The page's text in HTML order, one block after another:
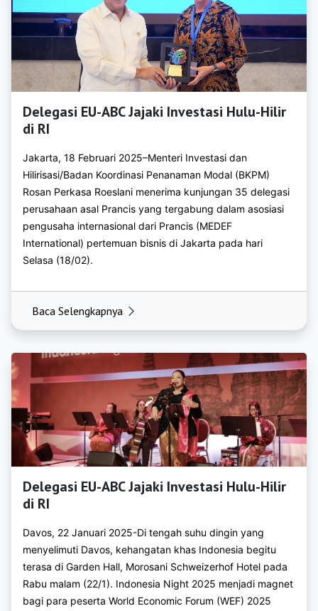
https://bkpmtulungagung.org
https://bkpmbatu.org
https://bkpmblitar.com
https://bkpmkotakediri.com
https://bkpmkotamadiun.com
https://bkpmkotamalang.com
https://bkpmkotamojokerto.com
https://bkpmkotapasuruan.com
https://bkpmkotaprobolinggo.com
https://bkpmkayongutara.com
https://bkpmketapang.org
https://bkpmkuburaya.org
https://bkpmlandak.org
https://bkpmmelawi.org
https://bkpmsambas.org
https://bkpmsanggau.org
https://bkpmsekadau.org
https://bkpmsintang.org
Delegasi EU-ABC Jajaki Investasi Hulu-Hilir
di RI
Jakarta, 18 Februari 2025–Menteri Investasi dan
Hilirisasi/Badan Koordinasi Penanaman Modal (BKPM)
Rosan Perkasa Roeslani menerima kunjungan 35 delegasi
perusahaan asal Prancis yang tergabung dalam asosiasi
pengusaha internasional dari Prancis (MEDEF
International) pertemuan bisnis di Jakarta pada hari
Selasa (18/02).
Baca Selengkapnya
Delegasi EU-ABC Jajaki Investasi Hulu-Hilir
di RI
Davos, 22 Januari 2025-Di tengah suhu dingin yang
menyelimuti Davos, kehangatan khas Indonesia begitu
terasa di Garden Hall, Morosani Schweizerhof Hotel pada
Rabu malam (22/1). Indonesia Night 2025 menjadi magnet
bagi para peserta World Economic Forum (WEF) 2025